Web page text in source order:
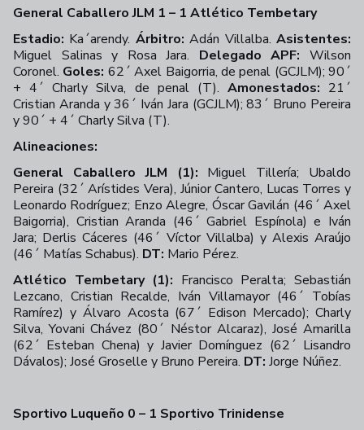
General Caballero JLM 1 – 1 Atlético Tembetary
Estadio: Ka´arendy. Árbitro: Adán Villalba.Asistentes:
Miguel Salinas y Rosa Jara. Delegado APF: Wilson
Coronel. Goles: 62´ Axel Baigorria, de penal (GCJLM); 90´
+ 4´ Charly Silva, de penal (T). Amonestados: 21´
Cristian Aranda y 36´ Iván Jara (GCJLM); 83´ Bruno Pereira
y 90´ + 4´ Charly Silva (T).
Alineaciones:
General Caballero JLM (1): Miguel Tillería; Ubaldo
Pereira (32´ Arístides Vera), Júnior Cantero, Lucas Torres y
Leonardo Rodríguez; Enzo Alegre, Óscar Gavilán (46´ Axel
Baigorria), Cristian Aranda (46´ Gabriel Espínola) e Iván
Jara; Derlis Cáceres (46´ Víctor Villalba) y Alexis Araújo
(46´ Matías Schabus). DT: Mario Pérez.
Atlético Tembetary (1): Francisco Peralta; Sebastián
Lezcano, Cristian Recalde, Iván Villamayor (46´ Tobías
Ramírez) y Álvaro Acosta (67´ Edison Mercado); Charly
Silva, Yovani Chávez (80´ Néstor Alcaraz), José Amarilla
(62´ Esteban Chena) y Javier Domínguez (62´ Lisandro
Dávalos); José Groselle y Bruno Pereira. DT: Jorge Núñez.
Sportivo Luqueño 0 – 1 Sportivo Trinidense